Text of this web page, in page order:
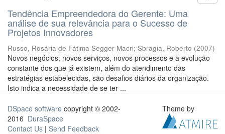
Tendência Empreendedora do Gerente: Uma
análise de sua relevância para o Sucesso de
Projetos Innovadores
Russo, Rosária de Fátima Segger Macri; Sbragia, Roberto (2007)
Novos negócios, novos serviços, novos processos e a evolução
constante dos que já existem, além do atendimento das
estratégias estabelecidas, são desafios diários da organização.
Isto indica a necessidade de se ter ...
DSpace software copyright © 2002-
2016 DuraSpace
Contact Us | Send Feedback
Theme by